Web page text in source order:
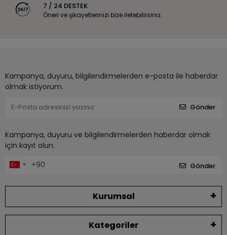
7 / 24 DESTEK
Öneri ve şikayetlerinizi bize iletebilirsiniz.
Kampanya, duyuru, bilgilendirmelerden e-posta ile haberdar
olmak istiyorum.
Gönder
Kampanya, duyuru ve bilgilendirmelerden haberdar olmak
için kayıt olun.
Gönder
Kurumsal
Kategoriler